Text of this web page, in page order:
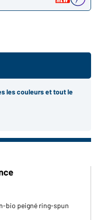
les couleurs et tout le
bio peigné ring-spun